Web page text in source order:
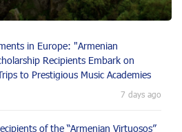
in Europe: "Armenian
Recipients Embark on
to Prestigious Music Academies
7 days ago
of the “Armenian Virtuosos”